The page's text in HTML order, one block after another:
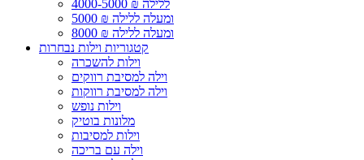
4000-5000 ₪ ללילה
5000 ₪ ומעלה ללילה
8000 ₪ ומעלה ללילה
קטגוריות וילות נבחרות
וילות להשכרה
וילה למסיבת רווקים
וילה למסיבת רווקות
וילות נופש
מלונות בוטיק
וילות למסיבות
וילה עם בריכה